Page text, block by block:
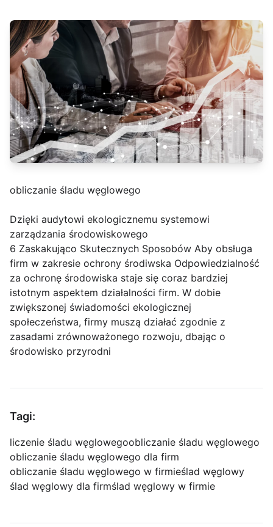
obliczanie śladu węglowego
Dzięki audytowi ekologicznemu systemowi
zarządzania środowiskowego
6 Zaskakująco Skutecznych Sposobów Aby obsługa
firm w zakresie ochrony środiwska Odpowiedzialność
za ochronę środowiska staje się coraz bardziej
istotnym aspektem działalności firm. W dobie
zwiększonej świadomości ekologicznej
społeczeństwa, firmy muszą działać zgodnie z
zasadami zrównoważonego rozwoju, dbając o
środowisko przyrodni
Tagi:
liczenie śladu węglowegoobliczanie śladu węglowego
obliczanie śladu węglowego dla firm
obliczanie śladu węglowego w firmieślad węglowy
ślad węglowy dla firmślad węglowy w firmie